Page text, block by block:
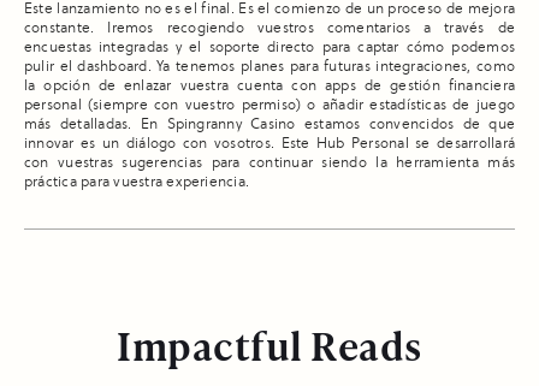
Este lanzamiento no es el final. Es el comienzo de un proceso de mejora
constante. Iremos recogiendo vuestros comentarios a través de
encuestas integradas y el soporte directo para captar cómo podemos
pulir el dashboard. Ya tenemos planes para futuras integraciones, como
la opción de enlazar vuestra cuenta con apps de gestión financiera
personal (siempre con vuestro permiso) o añadir estadísticas de juego
más detalladas. En Spingranny Casino estamos convencidos de que
innovar es un diálogo con vosotros. Este Hub Personal se desarrollará
con vuestras sugerencias para continuar siendo la herramienta más
práctica para vuestra experiencia.
Impactful Reads